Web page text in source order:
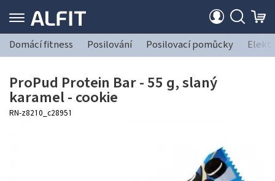
Domácí fitness Posilování Posilovací pomůcky
ProPud Protein Bar - 55 g, slaný
karamel - cookie
RN-z8210_c28951